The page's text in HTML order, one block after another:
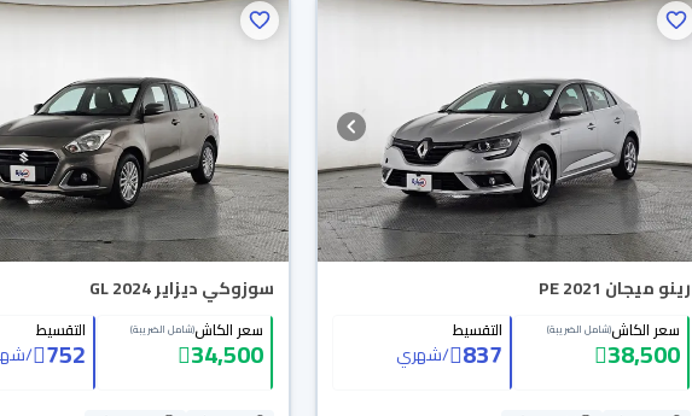
رينو ميجان PE 2021
سعر الكاش(شامل الضريبة)
38,500
التقسيط
837
/شهري
سوزوكي ديزاير GL 2024
سعر الكاش(شامل الضريبة)
34,500
التقسيط
752
/